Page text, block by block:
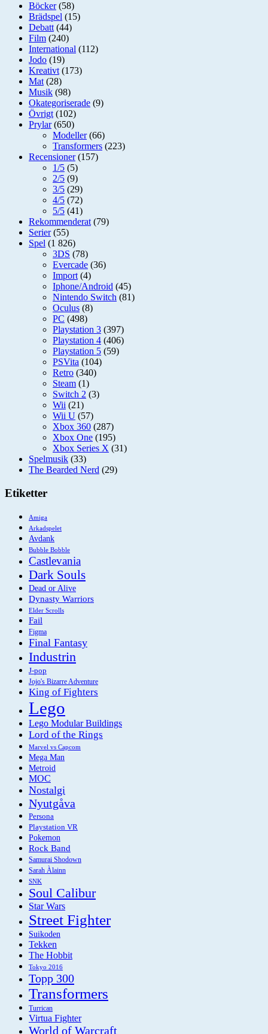
Böcker(58)
Brädspel (15)
Debatt (44)
Film (240)
International (112)
Jodo (19)
Kreativt (173)
Mat (28)
Musik (98)
Okategoriserade (9)
Övrigt (102)
Prylar(650)
Modeller(66)
Transformers (223)
Recensioner(157)
1/5 (5)
2/5 (9)
3/5 (29)
4/5 (72)
5/5 (41)
Rekommenderat (79)
Serier(55)
Spel (1 826)
3DS (78)
Evercade (36)
Import (4)
Iphone/Android (45)
Nintendo Switch (81)
Oculus (8)
PC (498)
Playstation 3 (397)
Playstation 4 (406)
Playstation 5 (59)
PSVita (104)
Retro (340)
Steam (1)
Switch 2 (3)
Wii (21)
Wii U (57)
Xbox 360 (287)
Xbox One (195)
Xbox Series X (31)
Spelmusik (33)
The Bearded Nerd (29)
Etiketter
Amiga
Arkadspelet
Avdank
Bubble Bobble
Castlevania
Dark Souls
Dead or Alive
Dynasty Warriors
Elder Scrolls
Fail
Figma
Final Fantasy
Industrin
J-pop
Jojo's Bizarre Adventure
King of Fighters
Lego
Lego Modular Buildings
Lord of the Rings
Marvel vs Capcom
Mega Man
Metroid
MOC
Nostalgi
Nyutgåva
Persona
Playstation VR
Pokemon
Rock Band
Samurai Shodown
Sarah Àlainn
SNK
Soul Calibur
Star Wars
Street Fighter
Suikoden
Tekken
The Hobbit
Tokyo 2016
Topp 300
Transformers
Turrican
Virtua Fighter
World of Warcraft